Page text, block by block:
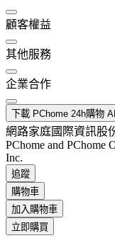
顧客權益
其他服務
企業合作
下載 PChome 24h購物
網路家庭國際資訊股
PChome and PChome
Inc.
追蹤
購物車
加入購物車
立即購買